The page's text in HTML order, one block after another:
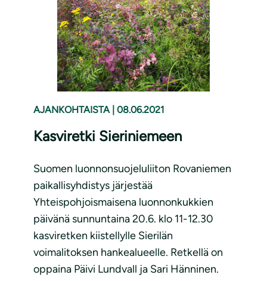
AJANKOHTAISTA 08.06.2021
Kasviretki Sieriniemeen
Suomen luonnonsuojeluliiton Rovaniemen
paikallisyhdistys järjestää
Yhteispohjoismaisena luonnonkukkien
päivänä sunnuntaina 20.6. klo 11-12.30
kasviretken kiistellylle Sierilän
voimalitoksen hankealueelle. Retkellä on
oppaina Päivi Lundvall ja Sari Hänninen.